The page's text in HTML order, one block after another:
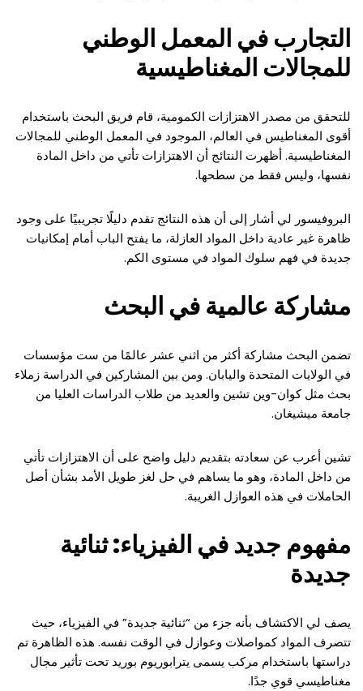
التجارب في المعمل الوطني
للمجالات المغناطيسية
للتحقق من مصدر الاهتزازات الكمومية، قام فريق البحث باستخدام
أقوى المغناطيس في العالم، الموجود في المعمل الوطني للمجالات
المغناطيسية. أظهرت النتائج أن الاهتزازات تأتي من داخل المادة
نفسها، وليس فقط من سطحها.
البروفيسور لي أشار إلى أن هذه النتائج تقدم دليلًا تجريبيًا على وجود
ظاهرة غير عادية داخل المواد العازلة، ما يفتح الباب أمام إمكانيات
جديدة في فهم سلوك المواد في مستوى الكم.
مشاركة عالمية في البحث
تضمن البحث مشاركة أكثر من اثني عشر عالمًا من ست مؤسسات
في الولايات المتحدة واليابان. ومن بين المشاركين في الدراسة زملاء
بحث مثل كوان-وين تشين والعديد من طلاب الدراسات العليا من
جامعة ميشيغان.
تشين أعرب عن سعادته بتقديم دليل واضح على أن الاهتزازات تأتي
من داخل المادة، وهو ما يساهم في حل لغز طويل الأمد بشأن أصل
الحاملات في هذه العوازل الغريبة.
مفهوم جديد في الفيزياء: ثنائية
جديدة
يصف لي الاكتشاف بأنه جزء من “ثنائية جديدة” في الفيزياء، حيث
تتصرف المواد كمواصلات وعوازل في الوقت نفسه. هذه الظاهرة تم
دراستها باستخدام مركب يسمى يترابوريوم بوريد تحت تأثير مجال
مغناطيسي قوي جدًا.